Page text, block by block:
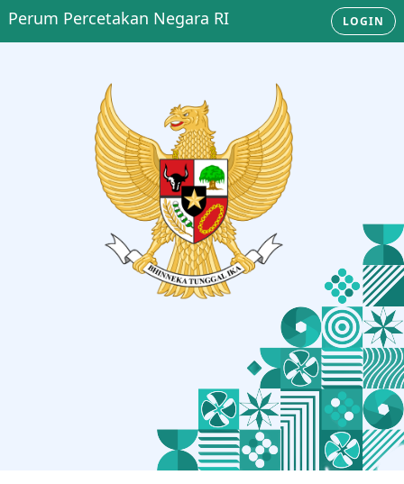
Perum Percetakan Negara RI LOGIN